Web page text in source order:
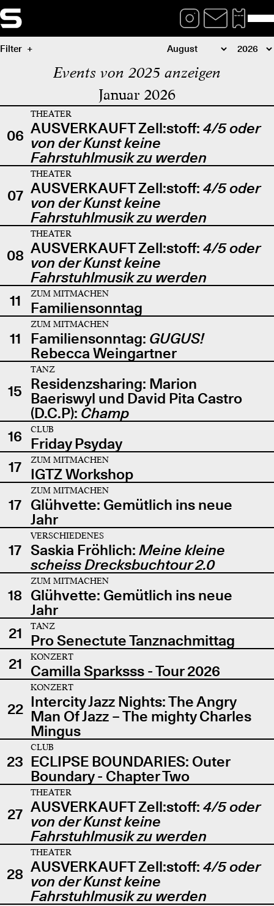
Filter
Events von 2025 anzeigen
Januar 2026
06
THEATER
AUSVERKAUFT Zell:stoff: 4/5 oder
von der Kunst keine
Fahrstuhlmusik zu werden
07
THEATER
AUSVERKAUFT Zell:stoff: 4/5 oder
von der Kunst keine
Fahrstuhlmusik zu werden
08
THEATER
AUSVERKAUFT Zell:stoff: 4/5 oder
von der Kunst keine
Fahrstuhlmusik zu werden
11
ZUM MITMACHEN
Familiensonntag
11
ZUM MITMACHEN
Familiensonntag: GUGUS!
Rebecca Weingartner
15
TANZ
Residenzsharing: Marion
Baeriswyl und David Pita Castro
(D.C.P): Champ
16
CLUB
Friday Psyday
17
ZUM MITMACHEN
IGTZ Workshop
17
ZUM MITMACHEN
Glühvette: Gemütlich ins neue
Jahr
17
VERSCHIEDENES
Saskia Fröhlich: Meine kleine
scheiss Drecksbuchtour 2.0
18
ZUM MITMACHEN
Glühvette: Gemütlich ins neue
Jahr
21
TANZ
Pro Senectute Tanznachmittag
21
KONZERT
Camilla Sparksss - Tour 2026
22
KONZERT
Intercity Jazz Nights: The Angry
Man Of Jazz – The mighty Charles
Mingus
23
CLUB
ECLIPSE BOUNDARIES: Outer
Boundary - Chapter Two
27
THEATER
AUSVERKAUFT Zell:stoff: 4/5 oder
von der Kunst keine
Fahrstuhlmusik zu werden
28
THEATER
AUSVERKAUFT Zell:stoff: 4/5 oder
von der Kunst keine
Fahrstuhlmusik zu werden